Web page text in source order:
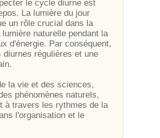
le cycle diurne est
La lumière du jour
un rôle crucial dans la
naturelle pendant la
d'énergie. Par conséquent,
régulières et une
la vie et des sciences,
phénomènes naturels,
à travers les rythmes de la
l'organisation et le